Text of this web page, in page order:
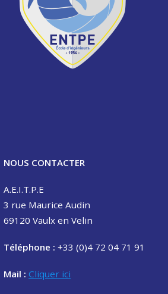
NOUS CONTACTER
A.E.I.T.P.E
3 rue Maurice Audin
69120 Vaulx en Velin
Téléphone : +33 (0)4 72 04 71 91
Mail : Cliquer ici